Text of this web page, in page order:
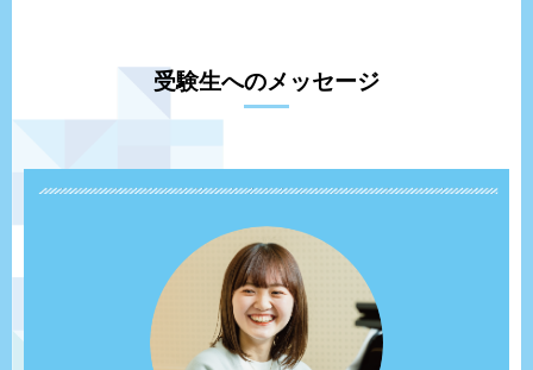
受験生へのメッセージ